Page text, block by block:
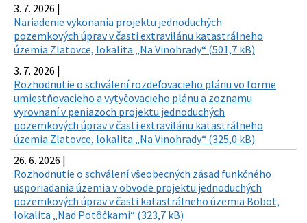
3. 7. 2026 |
Nariadenie vykonania projektu jednoduchých
pozemkových úprav v časti extravilánu katastrálneho
územia Zlatovce, lokalita „Na Vinohrady“ (501,7 kB)
3. 7. 2026 |
Rozhodnutie o schválení rozdeľovacieho plánu vo forme
umiestňovacieho a vytyčovacieho plánu a zoznamu
vyrovnaní v peniazoch projektu jednoduchých
pozemkových úprav v časti extravilánu katastrálneho
územia Zlatovce, lokalita „Na Vinohrady“ (325,0 kB)
26. 6. 2026 |
Rozhodnutie o schválení všeobecných zásad funkčného
usporiadania územia v obvode projektu jednoduchých
pozemkových úprav v časti katastrálneho územia Bobot,
lokalita „Nad Potôčkami“ (323,7 kB)